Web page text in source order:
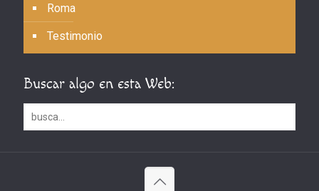
Roma
Testimonio
Buscar algo en esta Web: